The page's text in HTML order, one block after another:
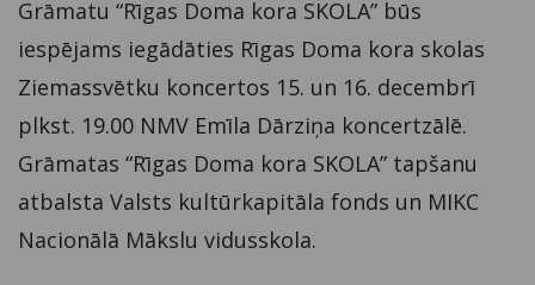
Grāmatu “Rīgas Doma kora SKOLA” būs
iespējams iegādāties Rīgas Doma kora skolas
Ziemassvētku koncertos 15. un 16. decembrī
plkst. 19.00 NMV Emīla Dārziņa koncertzālē.
Grāmatas “Rīgas Doma kora SKOLA” tapšanu
atbalsta Valsts kultūrkapitāla fonds un MIKC
Nacionālā Mākslu vidusskola.